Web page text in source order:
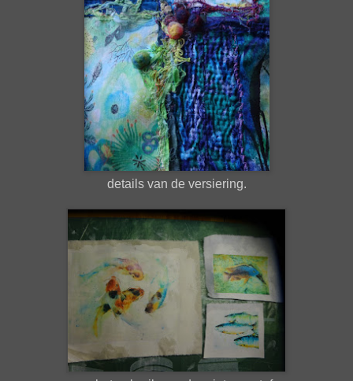
details van de versiering.